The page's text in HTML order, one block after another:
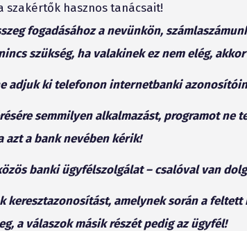
szakértők hasznos tanácsait!
fogadásához a nevünkön,
szükség, ha valakinek ez nem elég,
adjuk ki telefonon internetbanki
semmilyen alkalmazást, programot
azt a bank nevében kérik!
banki ügyfélszolgálat – csalóval van
keresztazonosítást, amelynek során a
a válaszok másik részét pedig az ügyfél!